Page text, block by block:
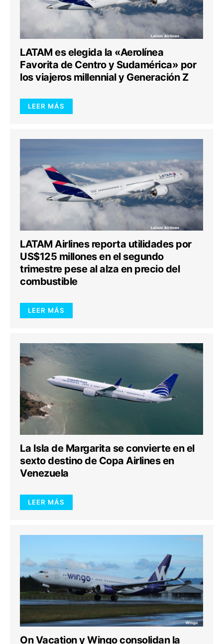
LATAM es elegida la «Aerolínea
Favorita de Centro y Sudamérica» por
los viajeros millennial y Generación Z
LEER MÁS
LATAM Airlines reporta utilidades por
US$125 millones en el segundo
trimestre pese al alza en precio del
combustible
LEER MÁS
La Isla de Margarita se convierte en el
sexto destino de Copa Airlines en
Venezuela
LEER MÁS
On Vacation y Wingo consolidan la